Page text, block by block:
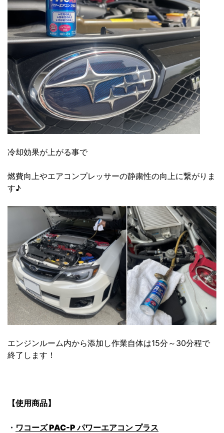
冷却効果が上がる事で
燃費向上やエアコンプレッサーの静粛性の向上に繋がりま
す♪
エンジンルーム内から添加し作業自体は15分～30分程で
終了します！
【使用商品】
・ ワコーズ PAC-P パワーエアコン プラス